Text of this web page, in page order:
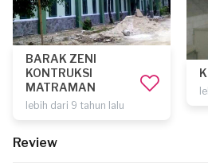
BARAK ZENI
KONTRUKSI
MATRAMAN
lebih dari 9 tahun lalu
Review